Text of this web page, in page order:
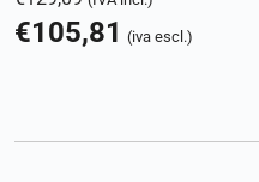
€105,81 (iva escl.)